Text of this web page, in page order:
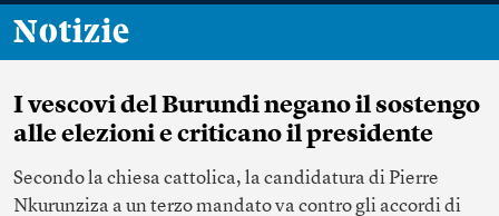
Notizie
I vescovi del Burundi negano il sostengo
alle elezioni e criticano il presidente
Secondo la chiesa cattolica, la candidatura di Pierre
Nkurunziza a un terzo mandato va contro gli accordi di